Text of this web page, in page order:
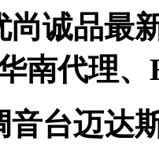
尚诚品最
南代理
音台迈达